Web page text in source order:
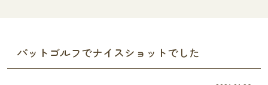
パットゴルフでナイスショットでした